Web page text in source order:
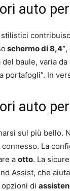
auto
schermo di 8,4”,
del baule, varia
portafogli”. In
auto
sul più bello.
La
a otto. La
Assist, che
di